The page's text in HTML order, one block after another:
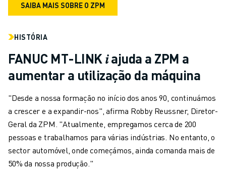
SAIBA MAIS SOBRE O ZPM
HISTÓRIA
FANUC MT-LINK 𝑖 ajuda a ZPM a
aumentar a utilização da máquina
"Desde a nossa formação no início dos anos 90, continuámos
a crescer e a expandir-nos", afirma Robby Reussner, Diretor-
Geral da ZPM. "Atualmente, empregamos cerca de 200
pessoas e trabalhamos para várias indústrias. No entanto, o
sector automóvel, onde começámos, ainda comanda mais de
50% da nossa produção."